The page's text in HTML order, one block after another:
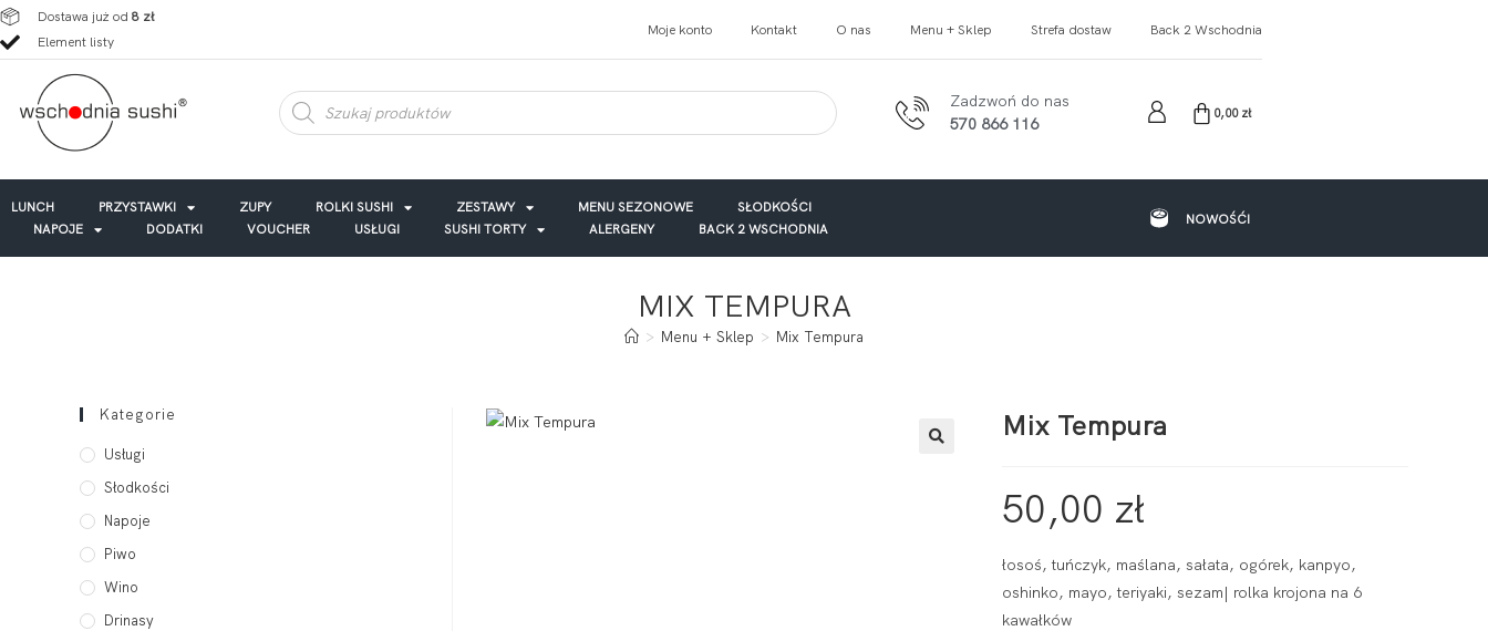
Dostawa już od 8 zł
Element listy
Moje konto Kontakt O nas Menu + Sklep Strefa dostaw Back 2 Wschodnia
Zadzwoń do nas
570 866 116
0,00 zł
LUNCH PRZYSTAWKI ZUPY ROLKI SUSHI ZESTAWY MENU SEZONOWE
SŁODKOŚCI
NAPOJE
DODATKI VOUCHER USŁUGI SUSHI TORTY ALERGENY BACK 2 WSCHODNIA
NOWOŚĆI
MIX TEMPURA
> Menu + Sklep > Mix Tempura
Mix Tempura
50,00 zł
łosoś, tuńczyk, maślana, sałata, ogórek, kanpyo,
oshinko, mayo, teriyaki, sezam| rolka krojona na 6
kawałków
Kategorie
Usługi
Słodkości
Napoje
Piwo
Wino
Drinasy